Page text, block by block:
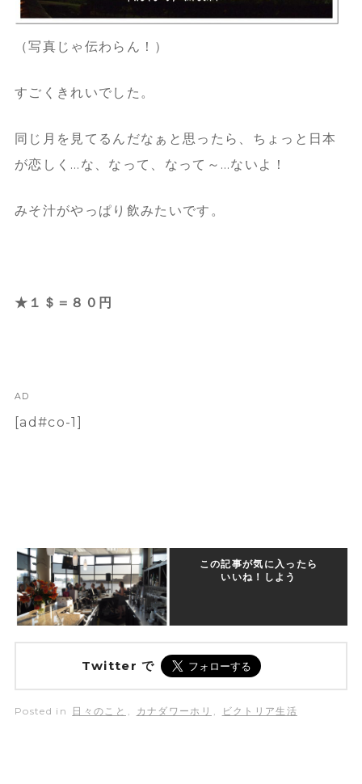
（写真じゃ伝わらん！）
すごくきれいでした。
同じ月を見てるんだなぁと思ったら、ちょっと日本
が恋しく…な、なって、なって～…ないよ！
みそ汁がやっぱり飲みたいです。
★１＄＝８０円
AD
[ad#co-1]
この記事が気に入ったら
いいね！しよう
Twitter で
Posted in 日々のこと , カナダワーホリ , ビクトリア生活